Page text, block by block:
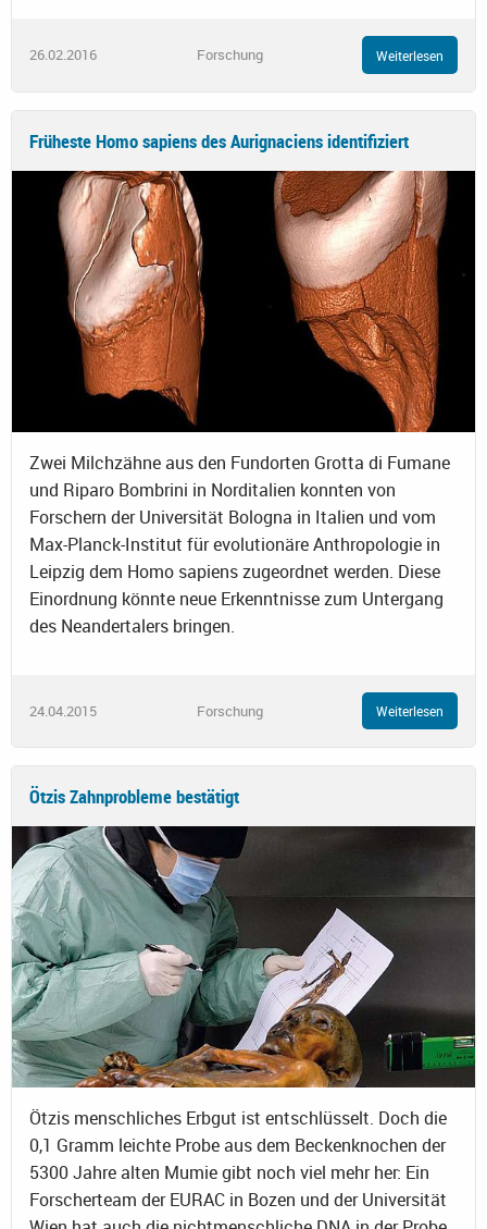
26.02.2016 Forschung Weiterlesen
Früheste Homo sapiens des Aurignaciens identifiziert
Zwei Milchzähne aus den Fundorten Grotta di Fumane
und Riparo Bombrini in Norditalien konnten von
Forschern der Universität Bologna in Italien und vom
Max-Planck-Institut für evolutionäre Anthropologie in
Leipzig dem Homo sapiens zugeordnet werden. Diese
Einordnung könnte neue Erkenntnisse zum Untergang
des Neandertalers bringen.
24.04.2015 Forschung Weiterlesen
Ötzis Zahnprobleme bestätigt
Ötzis menschliches Erbgut ist entschlüsselt. Doch die
0,1 Gramm leichte Probe aus dem Beckenknochen der
5300 Jahre alten Mumie gibt noch viel mehr her: Ein
Forscherteam der EURAC in Bozen und der Universität